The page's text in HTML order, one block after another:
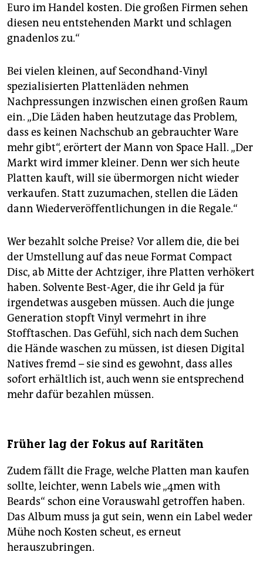
Euro im Handel kosten. Die großen Firmen sehen
diesen neu entstehenden Markt und schlagen
gnadenlos zu.“
Bei vielen kleinen, auf Secondhand-Vinyl
spezialisierten Plattenläden nehmen
Nachpressungen inzwischen einen großen Raum
ein. „Die Läden haben heutzutage das Problem,
dass es keinen Nachschub an gebrauchter Ware
mehr gibt“, erörtert der Mann von Space Hall. „Der
Markt wird immer kleiner. Denn wer sich heute
Platten kauft, will sie übermorgen nicht wieder
verkaufen. Statt zuzumachen, stellen die Läden
dann Wiederveröffentlichungen in die Regale.“
Wer bezahlt solche Preise? Vor allem die, die bei
der Umstellung auf das neue Format Compact
Disc, ab Mitte der Achtziger, ihre Platten verhökert
haben. Solvente Best-Ager, die ihr Geld ja für
irgendetwas ausgeben müssen. Auch die junge
Generation stopft Vinyl vermehrt in ihre
Stofftaschen. Das Gefühl, sich nach dem Suchen
die Hände waschen zu müssen, ist diesen Digital
Natives fremd – sie sind es gewohnt, dass alles
sofort erhältlich ist, auch wenn sie entsprechend
mehr dafür bezahlen müssen.
Früher lag der Fokus auf Raritäten
Zudem fällt die Frage, welche Platten man kaufen
sollte, leichter, wenn Labels wie „4men with
Beards“ schon eine Vorauswahl getroffen haben.
Das Album muss ja gut sein, wenn ein Label weder
Mühe noch Kosten scheut, es erneut
herauszubringen.